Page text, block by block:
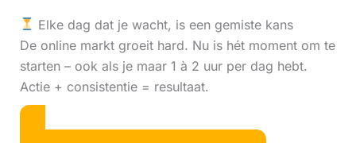
Elke dag dat je wacht, is een gemiste kans
De online markt groeit hard. Nu is hét moment om te
starten – ook als je maar 1 à 2 uur per dag hebt.
Actie + consistentie = resultaat.